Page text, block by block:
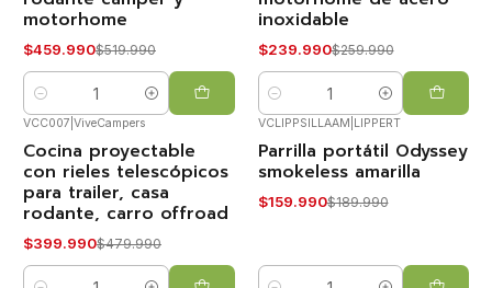
motorhome
$459.990$519.990
Cantidad
inoxidable
$239.990$259.990
Cantidad
-17%
OFF
VCC007 ViveCampers
Cocina proyectable
con rieles telescópicos
para trailer, casa
rodante, carro offroad
$399.990$479.990
-16%
OFF
VCLIPPSILLAAM LIPPERT
Parrilla portátil Odyssey
smokeless amarilla
$159.990$189.990